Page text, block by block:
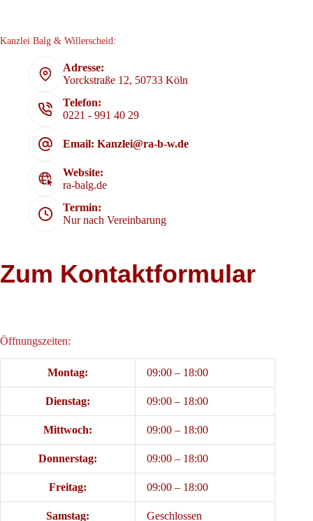
Kanzlei Balg & Willerscheid:
Adresse:
Yorckstraße 12, 50733 Köln
Telefon:
0221 - 991 40 29
Email: Kanzlei@ra-b-w.de
Website:
ra-balg.de
Termin:
Nur nach Vereinbarung
Zum Kontaktformular
Öffnungszeiten:
Montag: 09:00 – 18:00
Dienstag: 09:00 – 18:00
Mittwoch: 09:00 – 18:00
Donnerstag: 09:00 – 18:00
Freitag: 09:00 – 18:00
Samstag: Geschlossen